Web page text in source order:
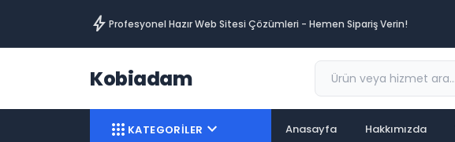
bolt Profesyonel Hazır Web Sitesi Çözümleri - Hemen Sipariş Verin!
Kobiadam
apps KATEGORİLER expand_more Anasayfa Hakkımızda